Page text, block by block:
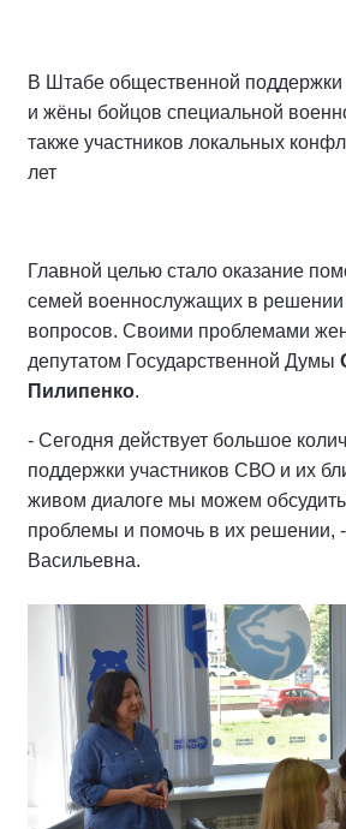
В Штабе общественной поддержки
и жёны бойцов специальной
также участников локальных
лет
Главной целью стало оказание
семей военнослужащих в
вопросов. Своими проблемами
депутатом Государственной Думы
Пилипенко.
- Сегодня действует большое
поддержки участников СВО и их
живом диалоге мы можем
проблемы и помочь в их решении, -
Васильевна.